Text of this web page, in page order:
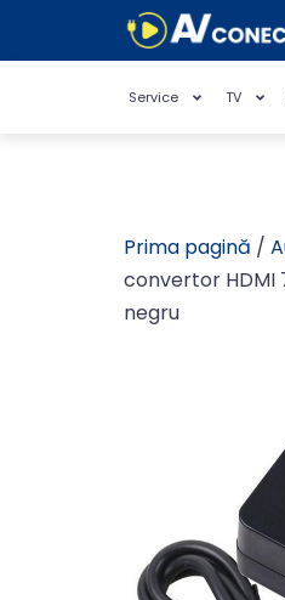
Service TV
Prima pagină /
convertor HDMI
negru